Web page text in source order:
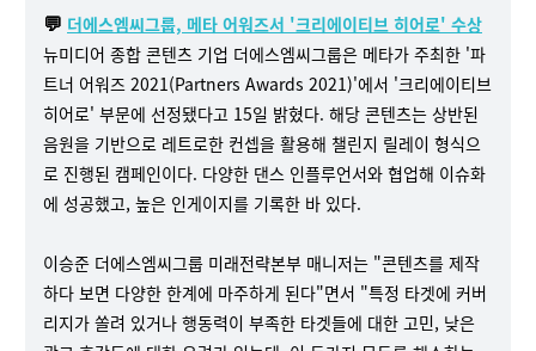
💬 더에스엠씨그룹, 메타 어워즈서 '크리에이티브 히어로' 수상
뉴미디어 종합 콘텐츠 기업 더에스엠씨그룹은 메타가 주최한 '파
트너 어워즈 2021(Partners Awards 2021)'에서 '크리에이티브
히어로' 부문에 선정됐다고 15일 밝혔다. 해당 콘텐츠는 상반된
음원을 기반으로 레트로한 컨셉을 활용해 챌린지 릴레이 형식으
로 진행된 캠페인이다. 다양한 댄스 인플루언서와 협업해 이슈화
에 성공했고, 높은 인게이지를 기록한 바 있다.
이승준 더에스엠씨그룹 미래전략본부 매니저는 "콘텐츠를 제작
하다 보면 다양한 한계에 마주하게 된다"면서 "특정 타겟에 커버
리지가 쏠려 있거나 행동력이 부족한 타겟들에 대한 고민, 낮은